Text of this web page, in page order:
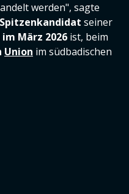
werden", sagte
Spitzenkandidat seiner
März 2026 ist, beim
Union im südbadischen